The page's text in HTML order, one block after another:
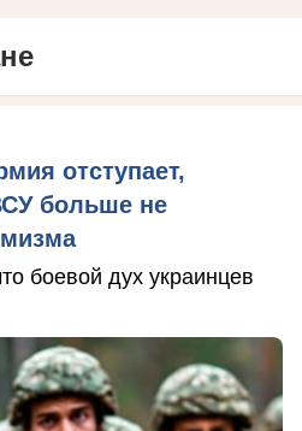
отступает,
больше не
боевой дух украинцев